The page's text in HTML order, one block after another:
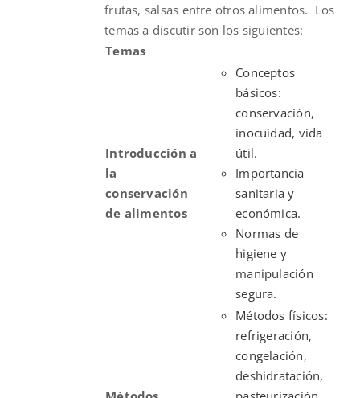
frutas, salsas entre otros alimentos. Los
temas a discutir son los siguientes:
Temas
Introducción a
la
conservación
de alimentos
Conceptos
básicos:
conservación,
inocuidad, vida
útil.
Importancia
sanitaria y
económica.
Normas de
higiene y
manipulación
segura.
Métodos físicos:
refrigeración,
congelación,
deshidratación,